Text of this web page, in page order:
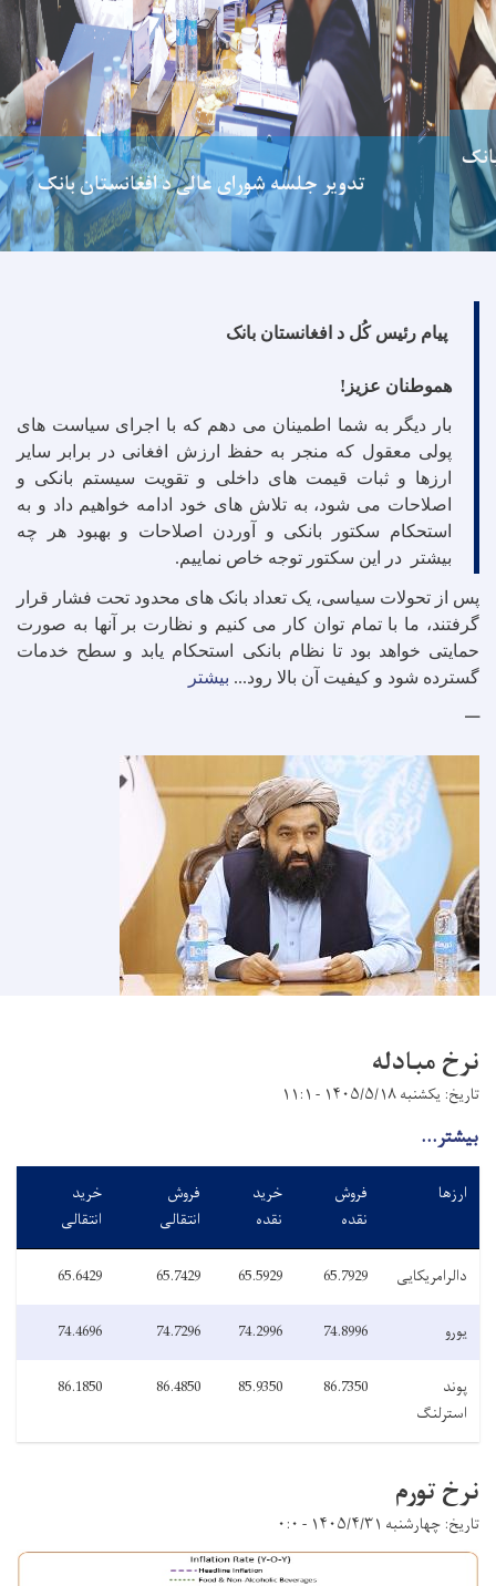
تدویر جلسه شورای عالی د افغانستان بانک
پیام رئیس کُل د افغانستان بانک
هموطنان عزیز !
بار دیگر به شما اطمینان می دهم که با اجرای سیاست های
پولی معقول که منجر به حفظ ارزش افغانی در برابر سایر
ارزها و ثبات قیمت های داخلی و تقویت سیستم بانکی و
اصلاحات می شود، به تلاش های خود ادامه خواهیم داد و به
استحکام سکتور بانکی و آوردن اصلاحات و بهبود هر چه
بیشتر در این سکتور توجه خاص نماییم.
پس از تحولات سیاسی، یک تعداد بانک های محدود تحت فشار قرار
گرفتند، ما با تمام توان کار می کنیم و نظارت بر آنها به صورت
حمایتی خواهد بود تا نظام بانکی استحکام یابد و سطح خدمات
گسترده شود و کیفیت آن بالا رود.
.
. بیشتر
نرخ مبادله
تاریخ: یکشنبه ۱۴۰۵/۵/۱۸ - ۱۱:۱
بیشتر...
ارزها
فروش
نقده
خرید
نقده
فروش
انتقالی
خرید
انتقالی
دالرامریکایی 65.7929
65.5929
65.7429
65.6429
یورو
74.8996
74.2996
74.7296
74.4696
پوند
استرلنگ
86.7350
85.9350
86.4850
86.1850
نرخ تورم
تاریخ: چهارشنبه ۱۴۰۵/۴/۳۱ - ۰:۰